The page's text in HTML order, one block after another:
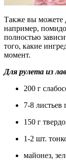
Также вы можете
например,
полностью
того, какие
момент.
Для рулета из
200 г
7-8 листьев
150 г
1-2 шт.
майонез,